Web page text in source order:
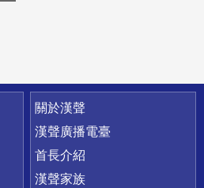
關於漢聲
漢聲廣播電臺
首長介紹
漢聲家族